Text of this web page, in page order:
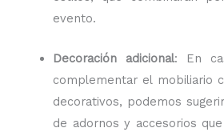
evento.
Decoración adicional: En
complementar el mobiliario
decorativos, podemos
de adornos y accesorios